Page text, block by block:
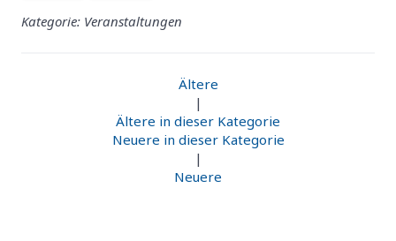
Kategorie: Veranstaltungen
Ältere
|
Ältere in dieser Kategorie
Neuere in dieser Kategorie
|
Neuere